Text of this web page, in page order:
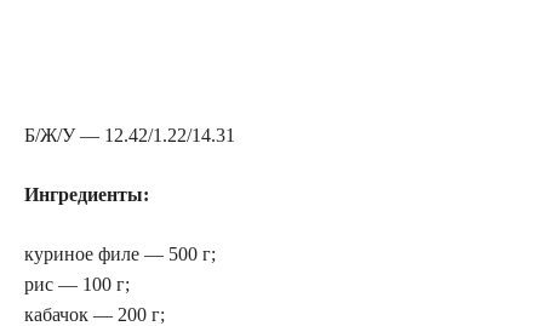
Б/Ж/У — 12.42/1.22/14.31
Ингредиенты:
куриное филе — 500 г;
рис — 100 г;
кабачок — 200 г;